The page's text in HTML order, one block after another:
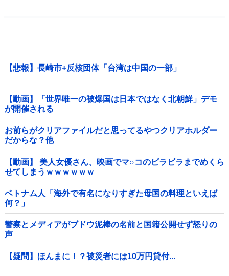
【悲報】長崎市+反核団体「台湾は中国の一部」
【動画】「世界唯一の被爆国は日本ではなく北朝鮮」デモ
が開催される
お前らがクリアファイルだと思ってるやつクリアホルダー
だからな？他
【動画】 美人女優さん、映画でマ○コのビラビラまでめくら
せてしまうｗｗｗｗｗｗ
ベトナム人「海外で有名になりすぎた母国の料理といえば
何？」
警察とメディアがブドウ泥棒の名前と国籍公開せず怒りの
声
【疑問】ほんまに！？被災者には10万円貸付...